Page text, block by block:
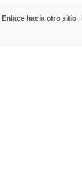
Enlace hacia otro sitio